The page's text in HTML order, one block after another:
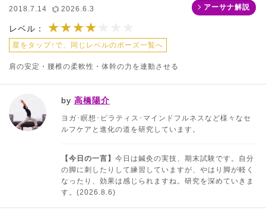
2018.7.14 2026.6.3 アーサナ解説
レベル： ★★★★
★★★★★★★
星をタップ↑で、同じレベルのポーズ一覧へ
肩の安定・腰椎の柔軟性・体幹の力を連動させる
by 高橋陽介
ヨガ･瞑想･ピラティス･マインドフルネスなど様々なセ
ルフケアと進化の道を研究しています。
【今日の一言】 今日は鍼灸の実技、期末試験です。自分
の脚に刺したりして練習していますが、やはり脚が軽く
なったり、効果は感じられますね。研究を深めていきま
す。(2026.8.6)